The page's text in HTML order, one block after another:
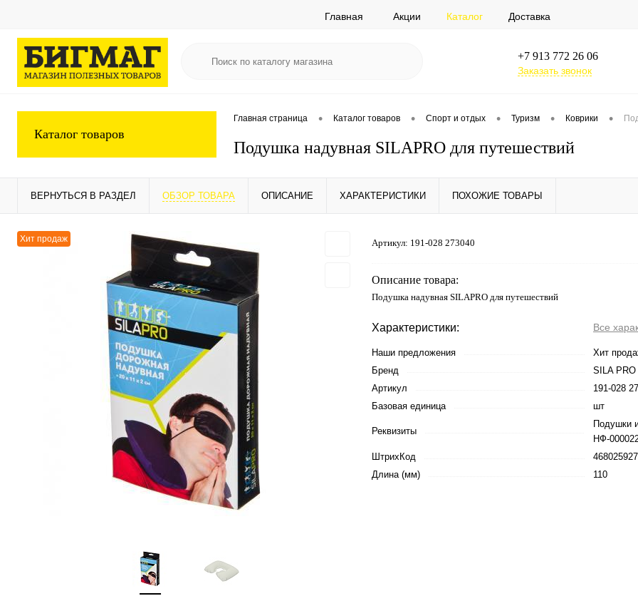
Главная Акции Каталог Доставка
+7 913 772 26 06
Заказать звонок
Каталог товаров
Главная страница • Каталог товаров • Спорт и отдых • Туризм • Коврики •
Подушка надувная SILAPRO для путешествий
ВЕРНУТЬСЯ В РАЗДЕЛ ОБЗОР ТОВАРА ОПИСАНИЕ ХАРАКТЕРИСТИКИ ПОХОЖИЕ ТОВАРЫ
Хит продаж Артикул: 191-028 273040
Описание товара:
Подушка надувная SILAPRO для путешествий
Характеристики: Все
Наши предложения
Хит
Бренд
SILA PRO
Артикул
191-028
Базовая единица
шт
Реквизиты
Подушки
НФ-
ШтрихКод
Длина (мм)
110